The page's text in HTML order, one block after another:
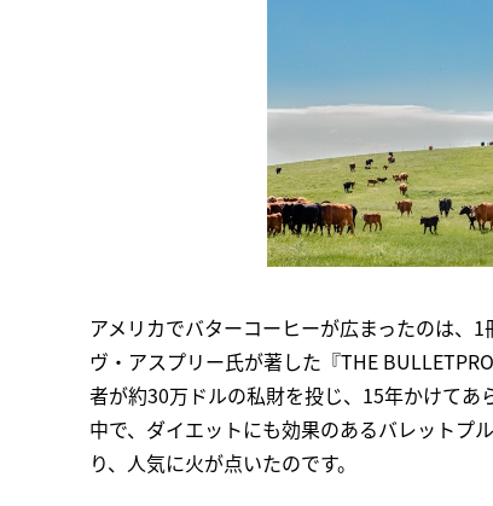
アメリカでバターコーヒーが広まったのは、
ヴ・アスプリー氏が著した『THE
者が約30万ドルの私財を投じ、15年かけて
中で、ダイエットにも効果のあるバレットプ
り、人気に火が点いたのです。